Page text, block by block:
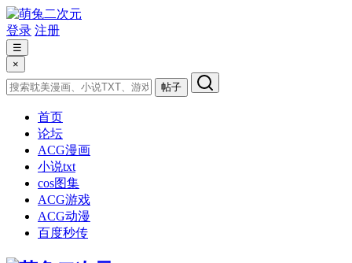
登录 注册
☰
×
帖子
首页
论坛
ACG漫画
小说txt
cos图集
ACG游戏
ACG动漫
百度秒传